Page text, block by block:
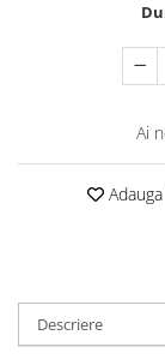
Ai
Adauga
Descriere